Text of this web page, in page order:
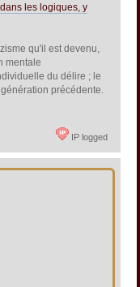
les logiques, y
qu'il est devenu,
mentale
du délire ; le
précédente.
IP logged